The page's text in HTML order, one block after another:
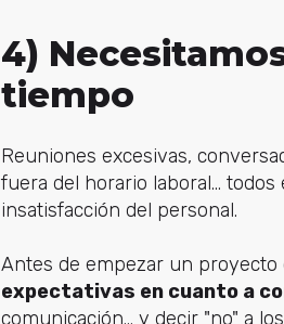
4)
tiempo
Reuniones excesivas,
fuera del horario laboral...
insatisfacción del personal.
Antes de empezar un
expectativas en cuanto a
comunicación... y decir "no" a